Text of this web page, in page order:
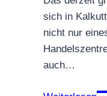
sich in
nicht nur
auch…